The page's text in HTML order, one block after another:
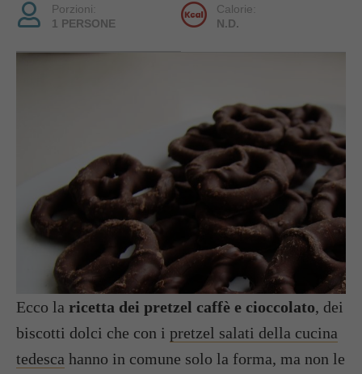
Porzioni:
1 PERSONE
Calorie:
N.D.
Ecco la ricetta dei pretzel caffè e cioccolato, dei
biscotti dolci che con i pretzel salati della cucina
tedesca hanno in comune solo la forma, ma non le